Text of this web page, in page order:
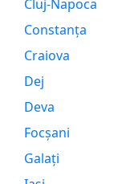
Cluj-Napoca
Constanța
Craiova
Dej
Deva
Focșani
Galați